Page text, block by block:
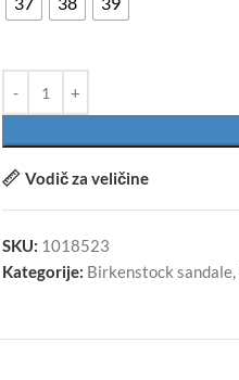
Vodič za veličine
SKU: 1018523
Kategorije: Birkenstock sandale,